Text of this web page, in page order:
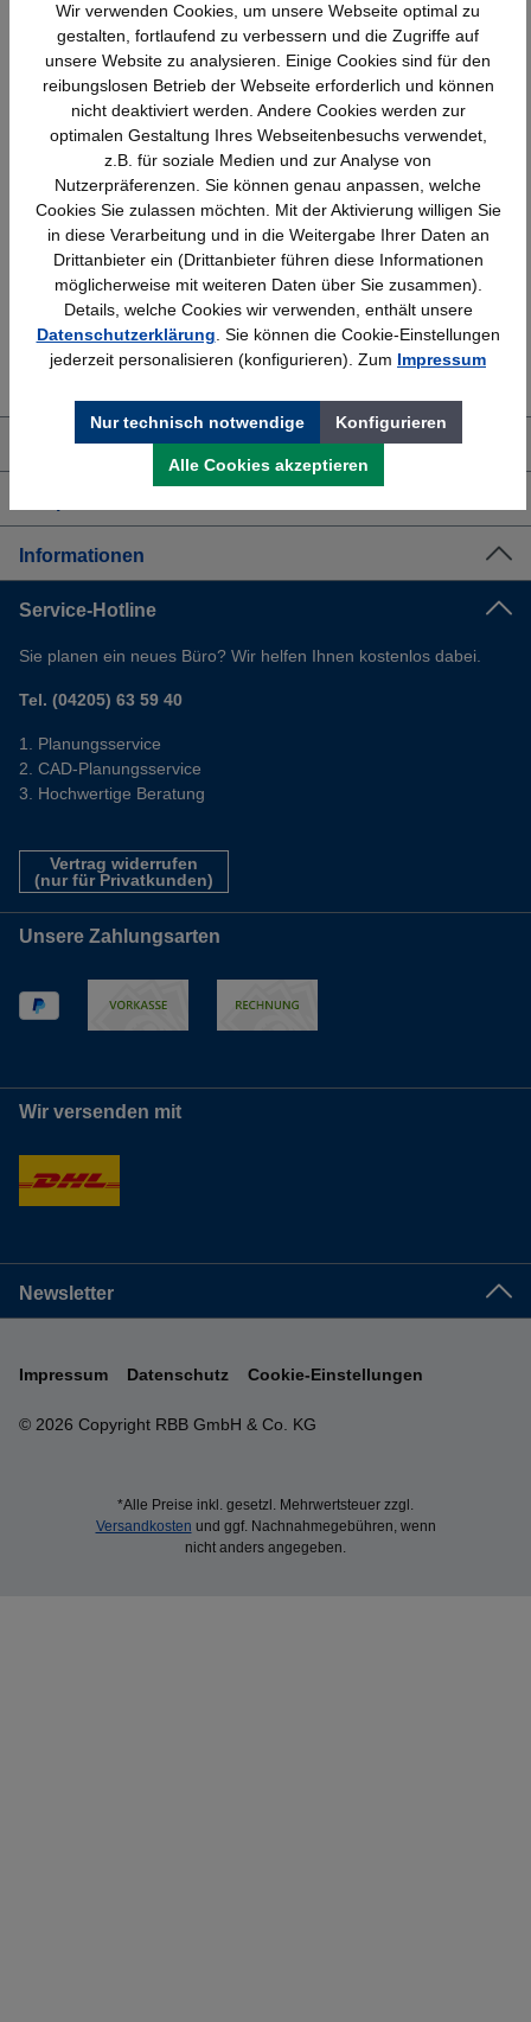
Schnelle Lieferung
Bundesweit
Topmarken
Faire Preise
Erfahrung
Bewährt seit 1958
Kostenlose Beratung
(04205) 635940
Über uns
Informationen
Service-Hotline
Sie planen ein neues Büro? Wir helfen Ihnen kostenlos dabei.
Tel. (04205) 63 59 40
Planungsservice
CAD-Planungsservice
Hochwertige Beratung
Vertrag widerrufen
(nur für Privatkunden)
Unsere Zahlungsarten
Wir versenden mit
Newsletter
© 2026 Copyright RBB GmbH & Co. KG
Impressum Datenschutz Cookie-Einstellungen
*Alle Preise inkl. gesetzl. Mehrwertsteuer zzgl.
Versandkosten und ggf. Nachnahmegebühren, wenn
nicht anders angegeben.
Wir verwenden Cookies, um unsere Webseite optimal zu
gestalten, fortlaufend zu verbessern und die Zugriffe auf
unsere Website zu analysieren. Einige Cookies sind für den
reibungslosen Betrieb der Webseite erforderlich und können
nicht deaktiviert werden. Andere Cookies werden zur
optimalen Gestaltung Ihres Webseitenbesuchs verwendet,
z.B. für soziale Medien und zur Analyse von
Nutzerpräferenzen. Sie können genau anpassen, welche
Cookies Sie zulassen möchten. Mit der Aktivierung willigen Sie
in diese Verarbeitung und in die Weitergabe Ihrer Daten an
Drittanbieter ein (Drittanbieter führen diese Informationen
möglicherweise mit weiteren Daten über Sie zusammen).
Details, welche Cookies wir verwenden, enthält unsere
Datenschutzerklärung . Sie können die Cookie-Einstellungen
jederzeit personalisieren (konfigurieren). Zum Impressum
Nur technisch notwendige Konfigurieren
Alle Cookies akzeptieren